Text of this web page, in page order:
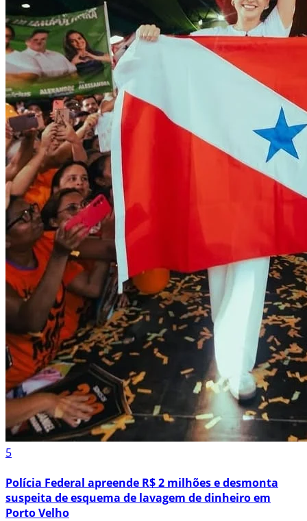
5
Polícia Federal apreende R$ 2 milhões e desmonta
suspeita de esquema de lavagem de dinheiro em
Porto Velho